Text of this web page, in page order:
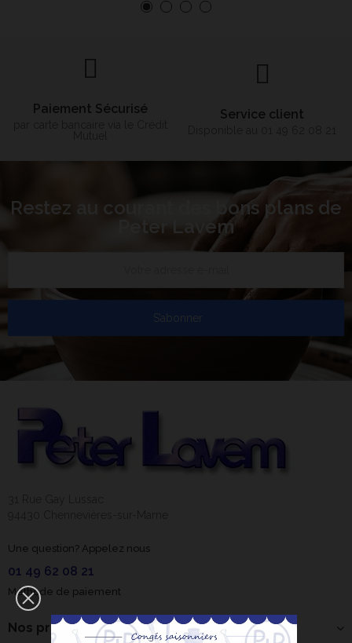
Paiement Sécurisé Service client
Restez au courant des bons plans de
Peter Lavem
S’abonner
Une question? Appelez nous
01 49 62 08 21
Méthode de paiement
Nos produits